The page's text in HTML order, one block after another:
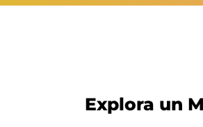
Explora un